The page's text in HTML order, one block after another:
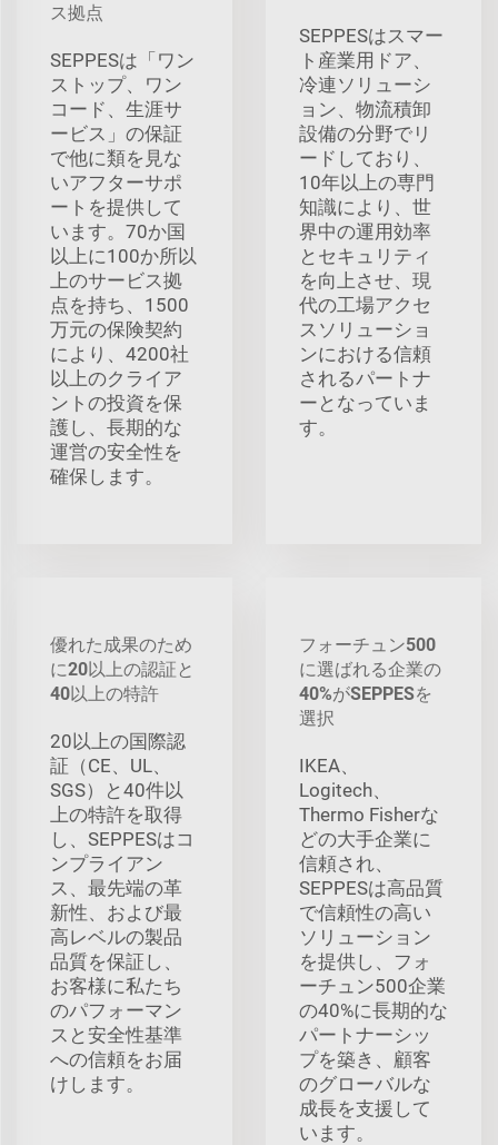
ス拠点
SEPPESは「ワン
ストップ、ワン
コード、生涯サ
ービス」の保証
で他に類を見な
いアフターサポ
ートを提供して
います。70か国
以上に100か所以
上のサービス拠
点を持ち、1500
万元の保険契約
により、4200社
以上のクライア
ントの投資を保
護し、長期的な
運営の安全性を
確保します。
SEPPESはスマー
ト産業用ドア、
冷連ソリューシ
ョン、物流積卸
設備の分野でリ
ードしており、
10年以上の専門
知識により、世
界中の運用効率
とセキュリティ
を向上させ、現
代の工場アクセ
スソリューショ
ンにおける信頼
されるパートナ
ーとなっていま
す。
優れた成果のため
に20以上の認証と
40以上の特許
20以上の国際認
証（CE、UL、
SGS）と40件以
上の特許を取得
し、SEPPESはコ
ンプライアン
ス、最先端の革
新性、および最
高レベルの製品
品質を保証し、
お客様に私たち
のパフォーマン
スと安全性基準
への信頼をお届
けします。
フォーチュン500
に選ばれる企業の
40%がSEPPESを
選択
IKEA、
Logitech、
Thermo Fisherな
どの大手企業に
信頼され、
SEPPESは高品質
で信頼性の高い
ソリューション
を提供し、フォ
ーチュン500企業
の40%に長期的な
パートナーシッ
プを築き、顧客
のグローバルな
成長を支援して
います。